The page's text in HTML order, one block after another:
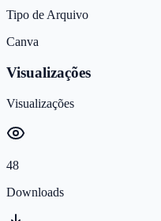
Tipo de Arquivo
Canva
Visualizações
Visualizações
48
Downloads